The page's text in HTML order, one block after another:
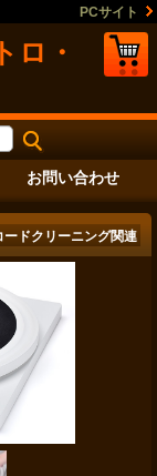
PCサイト
・
お問い合わせ
ードクリーニング関連